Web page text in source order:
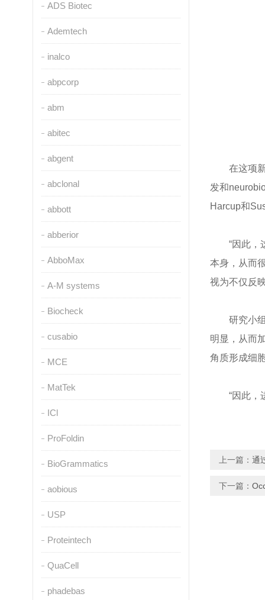
ADS Biotec
Ademtech
inalco
abpcorp
abm
abitec
abgent
abclonal
abbott
abberior
AbboMax
A-M systems
Biocheck
cusabio
MCE
MatTek
ICl
ProFoldin
BioGrammatics
aobious
USP
Proteintech
QuaCell
phadebas
在这项
发和
Harcup和
“因此，
本身，从而
视为不仅反
研究小
明显，从而
角质形成细
“因此，
上一篇： 通
下一篇：